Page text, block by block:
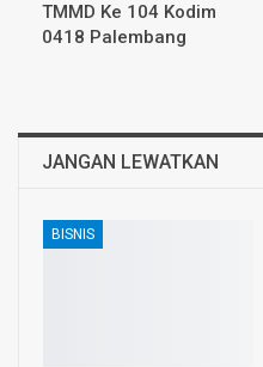
TMMD Ke 104 Kodim
0418 Palembang
JANGAN LEWATKAN
BISNIS